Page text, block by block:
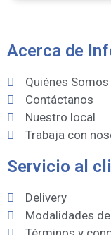
Acerca de
Quiénes Somos
Contáctanos
Nuestro local
Trabaja con
Servicio al
Delivery
Modalidades